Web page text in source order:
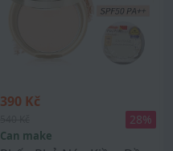
390 Kč
28%
Can make